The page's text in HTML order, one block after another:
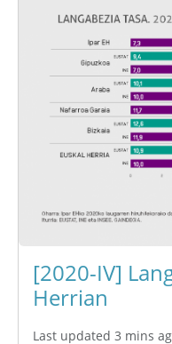
[2020-IV]
Herrian
Last updated 3 mins